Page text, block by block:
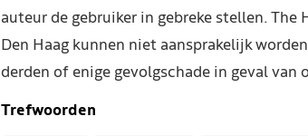
auteur de gebruiker in gebreke stellen. The
Den Haag kunnen niet aansprakelijk
derden of enige gevolgschade in geval van
Trefwoorden